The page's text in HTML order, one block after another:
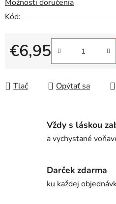
Možnosti doručenia
Kód:
€6,95
Jednotková cena:
Tlač Opýtať sa
Vždy s láskou
a vychystané
Darček zdarma
ku každej